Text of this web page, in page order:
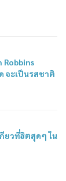
Robbins
จะเป็นรสชาติ
ยวที่ฮิตสุดๆ ใน